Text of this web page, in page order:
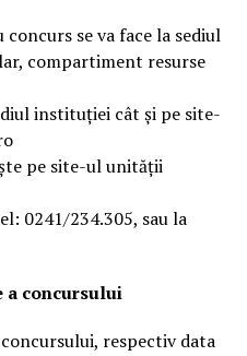
se va face la sediul
compartiment resurse
instituției cât și pe site-
pe site-ul unității
0241/234.305, sau la
a concursului
respectiv data